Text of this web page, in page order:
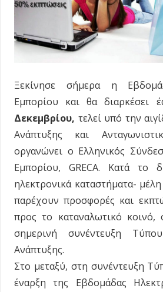
Ξεκίνησε σήμερα η
Εμπορίου και θα διαρκέσει
Δεκεμβρίου, τελεί υπό την
Ανάπτυξης και
οργανώνει ο Ελληνικός
Εμπορίου, GRECA. Κατά το
ηλεκτρονικά καταστήματα-
παρέχουν προσφορές και
προς το καταναλωτικό
σημερινή συνέντευξη
Ανάπτυξης.
Στο μεταξύ, στη συνέντευξη
έναρξη της Εβδομάδας